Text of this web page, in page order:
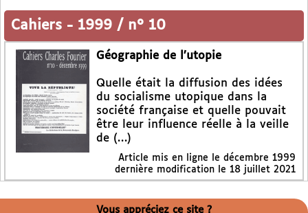
Cahiers - 1999 / n° 10
Géographie de l’utopie
Quelle était la diffusion des idées
du socialisme utopique dans la
société française et quelle pouvait
être leur influence réelle à la veille
de (…)
Article mis en ligne le décembre 1999
dernière modification le 18 juillet 2021
Vous appréciez ce site ?